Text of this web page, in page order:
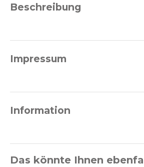
Beschreibung
Impressum
Information
Das könnte Ihnen